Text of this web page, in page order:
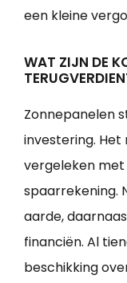
een kleine
WAT ZIJN DE
Zonnepanelen
investering.
vergeleken
spaarrekening.
aarde,
financiën. Al
beschikking